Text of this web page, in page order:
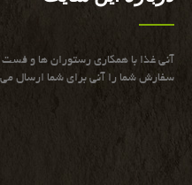
آنی غذا با همكاری رستوران ها و فست
سفارش شما را آنی برای شما ارسال می